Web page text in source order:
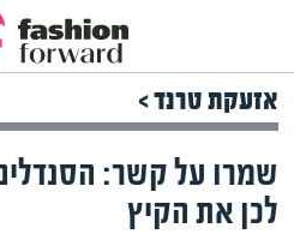
אזעקת טרנד >
שמרו על קשר:
לכן את הקיץ